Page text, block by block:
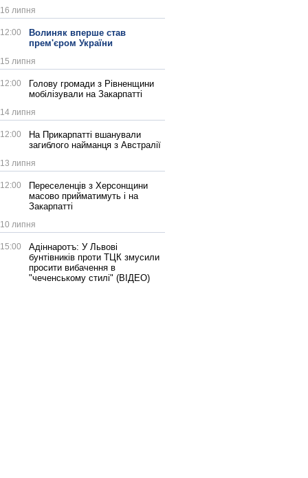
16 липня
12:00
Волиняк вперше став
прем'єром України
15 липня
12:00
Голову громади з Рівненщини
мобілізували на Закарпатті
14 липня
12:00
На Прикарпатті вшанували
загиблого найманця з Австралії
13 липня
12:00
Переселенців з Херсонщини
масово прийматимуть і на
Закарпатті
10 липня
15:00
Адіннаротъ: У Львові
бунтівників проти ТЦК змусили
просити вибачення в
"чеченському стилі" (ВІДЕО)